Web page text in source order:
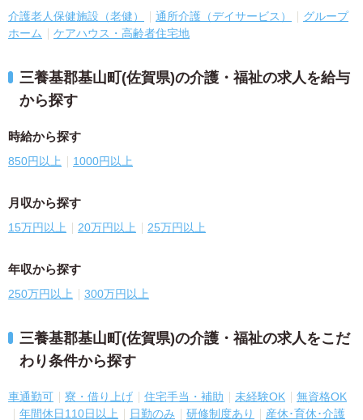
介護老人保健施設（老健） 通所介護（デイサービス）
グループ
ホーム
ケアハウス・高齢者住宅地
三養基郡基山町(佐賀県)の介護・福祉の求人を給与
から探す
時給から探す
850円以上 1000円以上
月収から探す
15万円以上 20万円以上 25万円以上
年収から探す
250万円以上 300万円以上
三養基郡基山町(佐賀県)の介護・福祉の求人をこだ
わり条件から探す
車通勤可 寮・借り上げ 住宅手当・補助 未経験OK
無資格OK
年間休日110日以上
日勤のみ 研修制度あり
産休･育休･介護